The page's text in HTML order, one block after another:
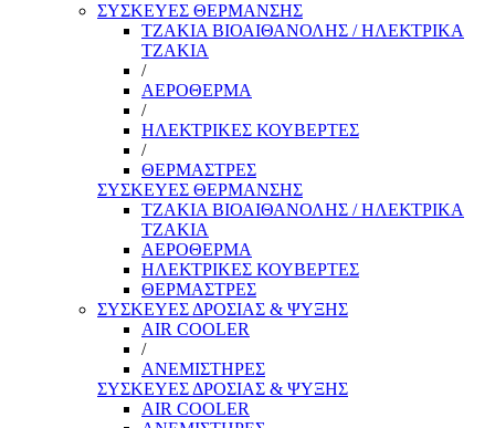
ΣΥΣΚΕΥΕΣ ΘΕΡΜΑΝΣΗΣ
ΤΖΑΚΙΑ ΒΙΟΑΙΘΑΝΟΛΗΣ / ΗΛΕΚΤΡΙΚΑ
ΤΖΑΚΙΑ
/
ΑΕΡΟΘΕΡΜΑ
/
ΗΛΕΚΤΡΙΚΕΣ ΚΟΥΒΕΡΤΕΣ
/
ΘΕΡΜΑΣΤΡΕΣ
ΣΥΣΚΕΥΕΣ ΘΕΡΜΑΝΣΗΣ
ΤΖΑΚΙΑ ΒΙΟΑΙΘΑΝΟΛΗΣ / ΗΛΕΚΤΡΙΚΑ
ΤΖΑΚΙΑ
ΑΕΡΟΘΕΡΜΑ
ΗΛΕΚΤΡΙΚΕΣ ΚΟΥΒΕΡΤΕΣ
ΘΕΡΜΑΣΤΡΕΣ
ΣΥΣΚΕΥΕΣ ΔΡΟΣΙΑΣ & ΨΥΞΗΣ
AIR COOLER
/
ΑΝΕΜΙΣΤΗΡΕΣ
ΣΥΣΚΕΥΕΣ ΔΡΟΣΙΑΣ & ΨΥΞΗΣ
AIR COOLER